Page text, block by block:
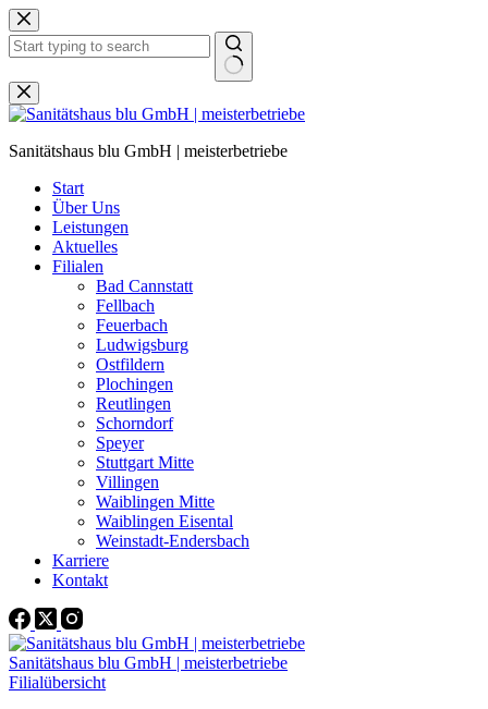
Zum
Inhalt
springen
Keine
Ergebnisse
Sanitätshaus blu GmbH | meisterbetriebe
Start
Über Uns
Leistungen
Aktuelles
Filialen
Bad Cannstatt
Fellbach
Feuerbach
Ludwigsburg
Ostfildern
Plochingen
Reutlingen
Schorndorf
Speyer
Stuttgart Mitte
Villingen
Waiblingen Mitte
Waiblingen Eisental
Weinstadt-Endersbach
Karriere
Kontakt
Sanitätshaus blu GmbH | meisterbetriebe
Filialübersicht